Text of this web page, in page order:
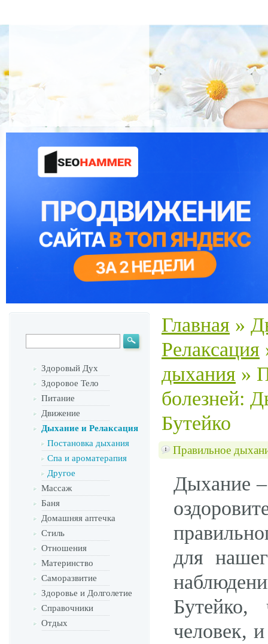
Здоровый Дух
Здоровое Тело
Питание
Движение
Дыхание и Релаксация
Постановка дыхания
Спа и ароматерапия
Другое
Массаж
Баня
Домашняя аптечка
Стиль
Отношения
Материнство
Саморазвитие
Здоровье и Долголетие
Справочники
Отдых
Главная »
Релаксация
дыхания »
болезней:
Бутейко
Правильное
Дыхание
для
человек,